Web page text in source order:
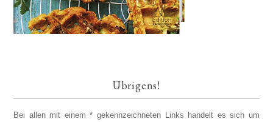
Übrigens!
Bei allen mit einem * gekennzeichneten Links handelt es sich um